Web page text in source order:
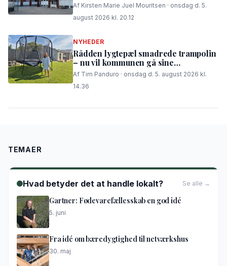
Af Kirsten Marie Juel Mouritsen · onsdag d. 5.
august 2026 kl. 20.12
NYHEDER
Rådden lygtepæl smadrede trampolin
– nu vil kommunen gå sine
procedurer efter
Af Tim Panduro · onsdag d. 5. august 2026 kl.
14.36
TEMAER
Hvad betyder det at handle lokalt? Se alle →
Gartner: Fødevarefællesskab en god idé
5. juni
Fra idé om bæredygtighed til netværkshus
30. maj